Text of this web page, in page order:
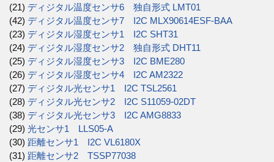
(21) ディジタル温度センサ6 独自形式 LMT01
(42) ディジタル温度センサ7 I2C MLX90614ESF-BAA
(23) ディジタル湿度センサ1 I2C SHT31
(24) ディジタル湿度センサ2 独自形式 DHT11
(25) ディジタル湿度センサ3 I2C BME280
(26) ディジタル湿度センサ4 I2C AM2322
(27) ディジタル光センサ1 I2C TSL2561
(28) ディジタル光センサ2 I2C S11059-02DT
(38) ディジタル光センサ3 I2C AMG8833
(29) 光センサ1 LLS05-A
(30) 距離センサ1 I2C VL6180X
(31) 距離センサ2 TSSP77038